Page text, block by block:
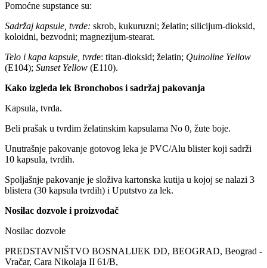
Pomoćne supstance su:
Sadržaj kapsule, tvrde: skrob, kukuruzni; želatin; silicijum-dioksid,
koloidni, bezvodni; magnezijum-stearat.
Telo i kapa kapsule, tvrde: titan-dioksid; želatin; Quinoline Yellow
(E104); Sunset Yellow (E110).
Kako izgleda lek Bronchobos i sadržaj pakovanja
Kapsula, tvrda.
Beli prašak u tvrdim želatinskim kapsulama No 0, žute boje.
Unutrašnje pakovanje gotovog leka je PVC/Alu blister koji sadrži
10 kapsula, tvrdih.
Spoljašnje pakovanje je složiva kartonska kutija u kojoj se nalazi 3
blistera (30 kapsula tvrdih) i Uputstvo za lek.
Nosilac dozvole i proizvođač
Nosilac dozvole
PREDSTAVNIŠTVO BOSNALIJEK DD, BEOGRAD, Beograd -
Vračar, Cara Nikolaja II 61/B,